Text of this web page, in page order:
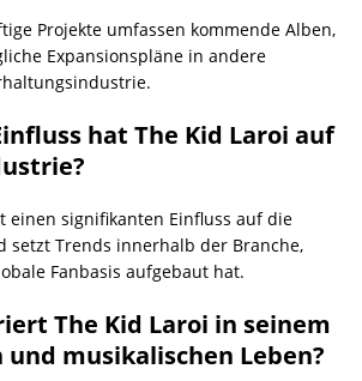
Projekte umfassen kommende Alben,
Expansionspläne in andere
hat The Kid Laroi auf
einen signifikanten Einfluss auf die
setzt Trends innerhalb der Branche,
Fanbasis aufgebaut hat.
The Kid Laroi in seinem
musikalischen Leben?